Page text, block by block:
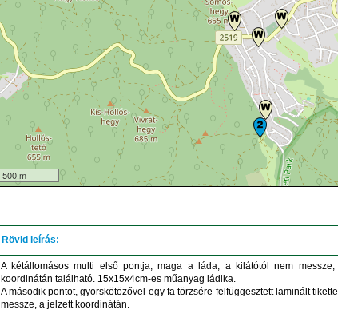
500 m
A kétállomásos multi első pontja, maga a láda, a kilátótól nem
koordinátán található. 15x15x4cm-es műanyag ládika.
A második pontot, gyorskötözővel egy fa törzsére felfüggesztett laminált
messze, a jelzett koordinátán.